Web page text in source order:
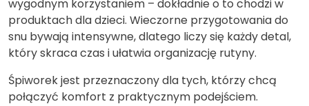
wygodnym korzystaniem – dokładnie o to chodzi w
produktach dla dzieci. Wieczorne przygotowania do
snu bywają intensywne, dlatego liczy się każdy detal,
który skraca czas i ułatwia organizację rutyny.
Śpiworek jest przeznaczony dla tych, którzy chcą
połączyć komfort z praktycznym podejściem.